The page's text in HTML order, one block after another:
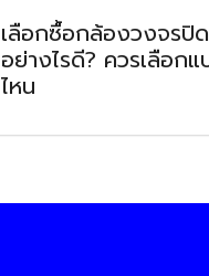
เลือกซื้อกล้องวงจรปิด
อย่างไรดี? ควรเลือกแ
ไหน